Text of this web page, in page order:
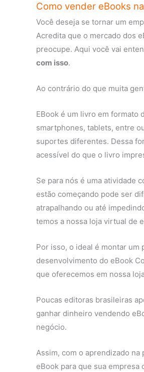
Como vender eBooks
Você deseja se tornar um
Acredita que o mercado dos
preocupe. Aqui você vai
com isso.
Ao contrário do que muita
EBook é um livro em formato
smartphones, tablets, entre
suportes diferentes. Dessa
acessível do que o livro
Se para nós é uma atividade
estão começando pode ser
atrapalhando ou até
temos a nossa loja virtual de
Por isso, o ideal é montar
desenvolvimento do eBook
que oferecemos em nossa
Poucas editoras brasileiras
ganhar dinheiro vendendo
negócio.
Assim, com o aprendizado
eBook para que sua